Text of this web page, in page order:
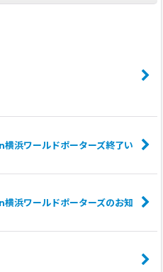
横浜ワールドポーターズ終了い
横浜ワールドポーターズのお知